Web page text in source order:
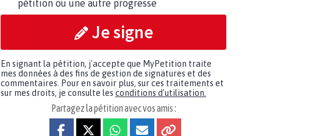
pétition ou une autre progresse
Je signe
En signant la pétition, j'accepte que MyPetition traite
mes données à des fins de gestion de signatures et des
commentaires. Pour en savoir plus, sur ces traitements et
sur mes droits, je consulte les conditions d'utilisation.
Partagez la pétition avec vos amis :